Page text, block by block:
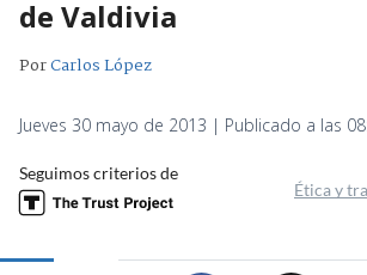
de Valdivia
PorCarlos López
Jueves 30 mayo de 2013 | Publicado a las
Seguimos criterios de
Ética y